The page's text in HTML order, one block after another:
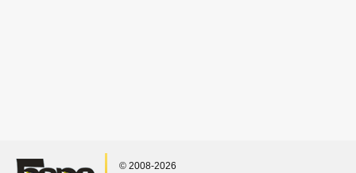
© 2008-2026